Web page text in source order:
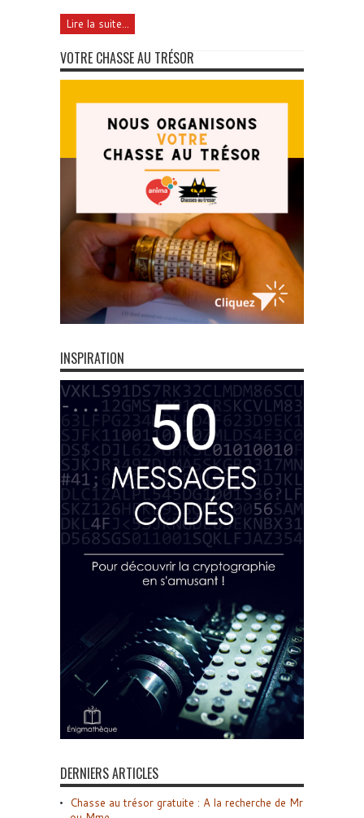
Lire la suite...
VOTRE CHASSE AU TRÉSOR
INSPIRATION
DERNIERS ARTICLES
Chasse au trésor gratuite : A la recherche de Mr